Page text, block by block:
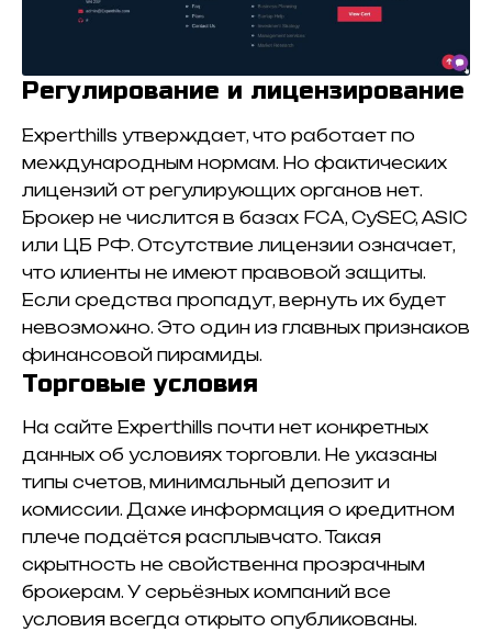
Регулирование и лицензирование
Experthills утверждает, что работает по
международным нормам. Но фактических
лицензий от регулирующих органов нет.
Брокер не числится в базах FCA, CySEC, ASIC
или ЦБ РФ. Отсутствие лицензии означает,
что клиенты не имеют правовой защиты.
Если средства пропадут, вернуть их будет
невозможно. Это один из главных признаков
финансовой пирамиды.
Торговые условия
На сайте Experthills почти нет конкретных
данных об условиях торговли. Не указаны
типы счетов, минимальный депозит и
комиссии. Даже информация о кредитном
плече подаётся расплывчато. Такая
скрытность не свойственна прозрачным
брокерам. У серьёзных компаний все
условия всегда открыто опубликованы.